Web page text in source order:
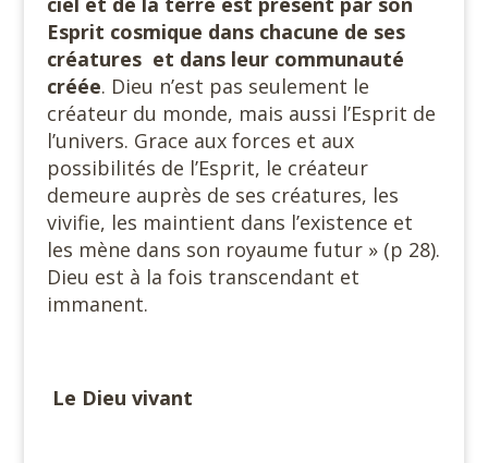
Esprit cosmique dans chacune de ses
créatures et dans leur communauté
créée. Dieu n’est pas seulement le
créateur du monde, mais aussi l’Esprit de
l’univers. Grace aux forces et aux
possibilités de l’Esprit, le créateur
demeure auprès de ses créatures, les
vivifie, les maintient dans l’existence et
les mène dans son royaume futur » (p 28).
Dieu est à la fois transcendant et
immanent.
Le Dieu vivant